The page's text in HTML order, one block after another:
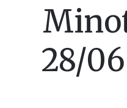
28/